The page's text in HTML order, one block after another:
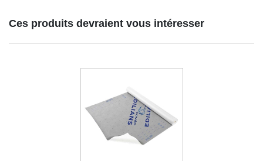
Ces produits devraient vous intéresser